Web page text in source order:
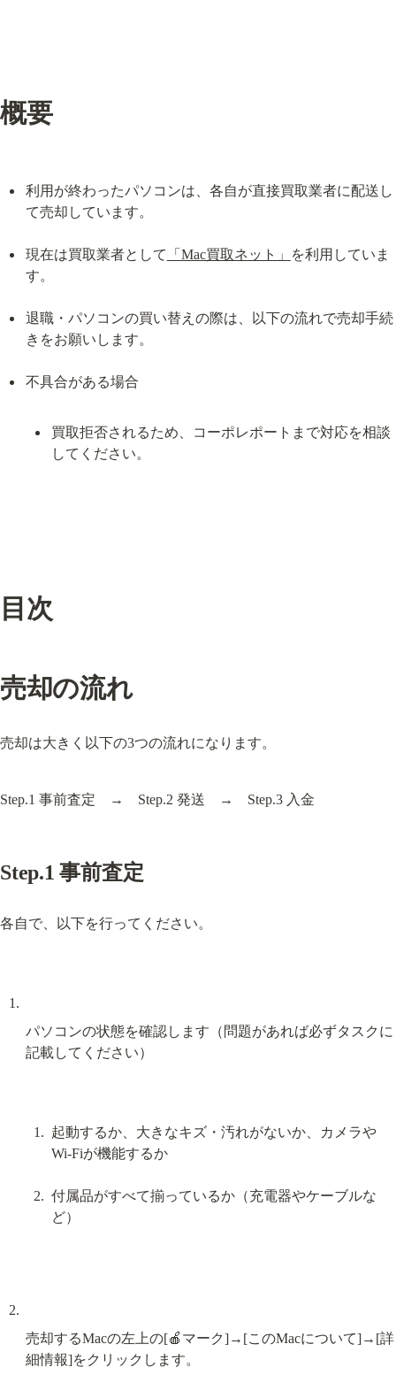
概要
利用が終わったパソコンは、各自が直接買取業者に配送し
て売却しています。
現在は買取業者として 「Mac買取ネット」
を利用していま
す。
退職・パソコンの買い替えの際は、以下の流れで売却手続
きをお願いします。
買取拒否されるため、コーポレポートまで対応を相談
してください。
目次
売却の流れ
売却は大きく以下の3つの流れになります。
Step.1 事前査定　→　Step.2 発送　→　Step.3 入金
Step.1 事前査定
各自で、以下を行ってください。
パソコンの状態を確認します（問題があれば必ずタスクに
記載してください）
起動するか、大きなキズ・汚れがないか、カメラや
Wi-Fiが機能するか
付属品がすべて揃っているか（充電器やケーブルな
ど）
売却するMacの左上の[🍎マーク]→[このMacについて]→[詳
細情報]をクリックします。